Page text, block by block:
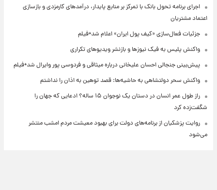
اجرای برنامه تحول بانک با تمرکز بر منابع پایدار، درآمدهای کارمزدی و بازسازی
اعتماد مشتریان
جزئیات فعال‌سازی «کیف پول ایران» اعلام شد+فیلم
واکنش پلیس به فیک نیوزها و بازنشر ویدیوهای تکراری
پیش‌بینی جنجالی احسان علیخانی درباره میثاقی و فردوسی پور وایرال شد+فیلم
واکنش سحر دولتشاهی به حاشیه‌ها: قصد توهین به اذان را نداشتم
راز طول عمر انسان در دستان یک نوجوان ۱۵ ساله؟ ادعایی که جهان را
شگفت‌زده کرد
روایت پزشکیان از برنامه‌های دولت برای بهبود معیشت مردم امشب منتشر
می‌شود